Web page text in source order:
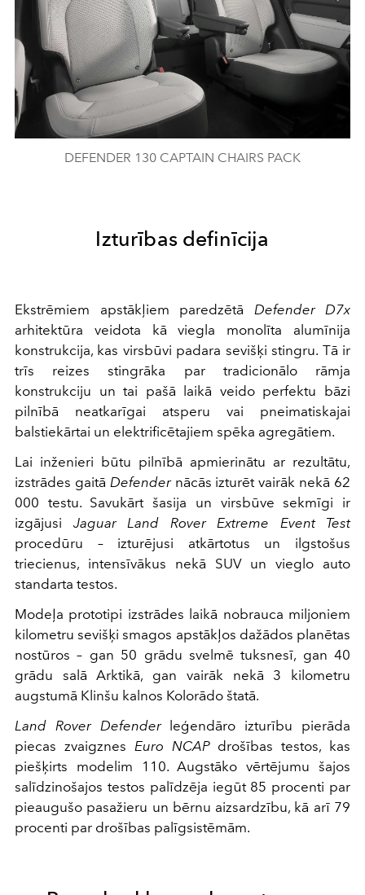
DEFENDER 130 CAPTAIN CHAIRS PACK
Izturības definīcija
Ekstrēmiem apstākļiem paredzētā Defender D7x
arhitektūra veidota kā viegla monolīta alumīnija
konstrukcija, kas virsbūvi padara sevišķi stingru. Tā ir
trīs reizes stingrāka par tradicionālo rāmja
konstrukciju un tai pašā laikā veido perfektu bāzi
pilnībā neatkarīgai atsperu vai pneimatiskajai
balstiekārtai un elektrificētajiem spēka agregātiem.
Lai inženieri būtu pilnībā apmierinātu ar rezultātu,
izstrādes gaitā Defendernācās izturēt vairāk nekā 62
000 testu. Savukārt šasija un virsbūve sekmīgi ir
izgājusi Jaguar Land Rover Extreme Event Test
procedūru – izturējusi atkārtotus un ilgstošus
triecienus, intensīvākus nekā SUV un vieglo auto
standarta testos.
Modeļa prototipi izstrādes laikā nobrauca miljoniem
kilometru sevišķi smagos apstākļos dažādos planētas
nostūros – gan 50 grādu svelmē tuksnesī, gan 40
grādu salā Arktikā, gan vairāk nekā 3 kilometru
augstumā Klinšu kalnos Kolorādo štatā.
Land Rover Defenderleģendāro izturību pierāda
piecas zvaigznes Euro NCAPdrošības testos, kas
piešķirts modelim 110. Augstāko vērtējumu šajos
salīdzinošajos testos palīdzēja iegūt 85 procenti par
pieaugušo pasažieru un bērnu aizsardzību, kā arī 79
procenti par drošības palīgsistēmām.